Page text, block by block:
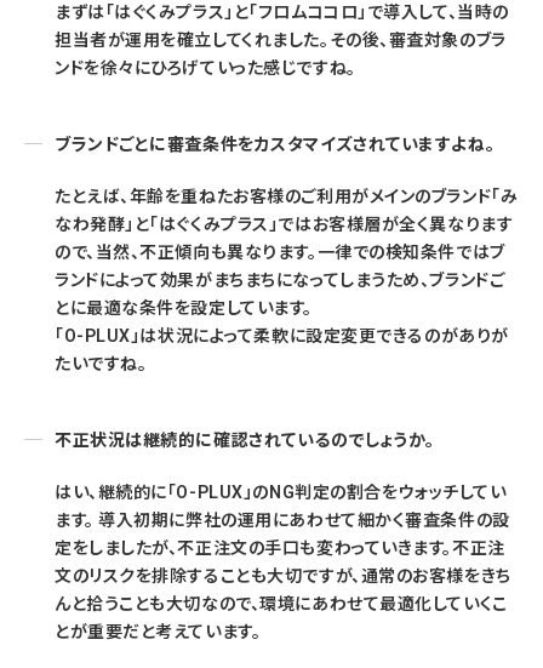
まずは「はぐくみプラス」と「フロムココロ」で導入して、当時の
担当者が運用を確立してくれました。その後、審査対象のブラ
ンドを徐々にひろげていった感じですね。
ブランドごとに審査条件をカスタマイズされていますよね。
たとえば、年齢を重ねたお客様のご利用がメインのブランド「み
なわ発酵」と「はぐくみプラス」ではお客様層が全く異なります
ので、当然、不正傾向も異なります。一律での検知条件ではブ
ランドによって効果がまちまちになってしまうため、ブランドご
とに最適な条件を設定しています。
「O-PLUX」は状況によって柔軟に設定変更できるのがありが
たいですね。
不正状況は継続的に確認されているのでしょうか。
はい、継続的に「O-PLUX」のNG判定の割合をウォッチしてい
ます。 導入初期に弊社の運用にあわせて細かく審査条件の設
定をしましたが、不正注文の手口も変わっていきます。不正注
文のリスクを排除することも大切ですが、通常のお客様をきち
んと拾うことも大切なので、環境にあわせて最適化していくこ
とが重要だと考えています。